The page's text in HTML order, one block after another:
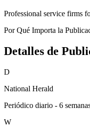
Professional service firms
Por Qué Importa la
Detalles de
D
National Herald
Periódico diario - 6
W